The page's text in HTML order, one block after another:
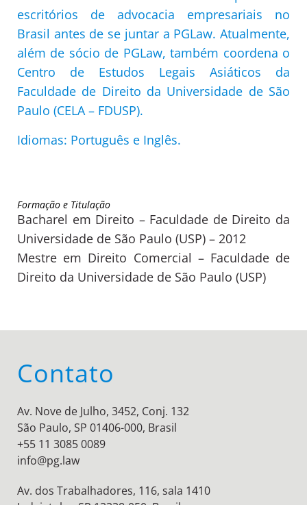
escritórios de advocacia empresariais no
Brasil antes de se juntar a PGLaw. Atualmente,
além de sócio de PGLaw, também coordena o
Centro de Estudos Legais Asiáticos da
Faculdade de Direito da Universidade de São
Paulo (CELA – FDUSP).
Idiomas: Português e Inglês.
Formação e Titulação
Bacharel em Direito – Faculdade de Direito da
Universidade de São Paulo (USP) – 2012
Mestre em Direito Comercial – Faculdade de
Direito da Universidade de São Paulo (USP)
Contato
Av. Nove de Julho, 3452, Conj. 132
São Paulo, SP 01406-000, Brasil
+55 11 3085 0089
info@pg.law
Av. dos Trabalhadores, 116, sala 1410